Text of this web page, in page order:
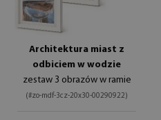
Architektura miast z
odbiciem w wodzie
zestaw 3 obrazów w ramie
(#zo-mdf-3cz-20x30-00290922)